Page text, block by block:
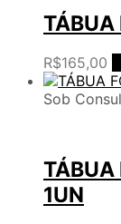
TÁBUA
R$165,00
Sob
TÁBUA
1UN